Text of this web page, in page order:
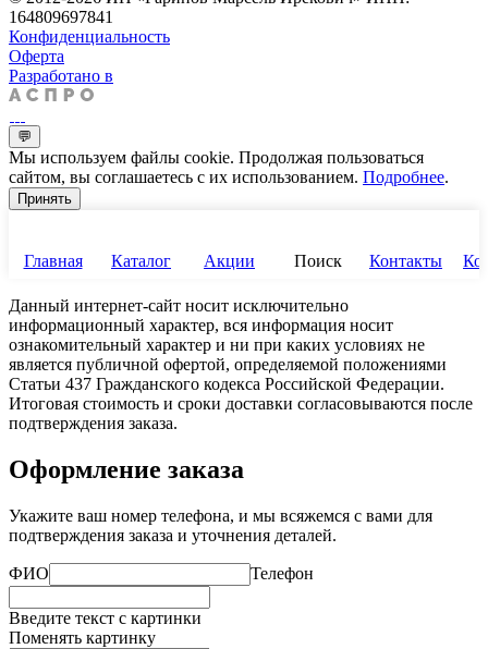
164809697841
Конфиденциальность
Оферта
Разработано в
💬
Мы используем файлы cookie. Продолжая пользоваться
сайтом, вы соглашаетесь с их использованием. Подробнее.
Принять
Главная Каталог Акции Поиск Контакты
Данный интернет-сайт носит исключительно
информационный характер, вся информация носит
ознакомительный характер и ни при каких условиях не
является публичной офертой, определяемой положениями
Статьи 437 Гражданского кодекса Российской Федерации.
Итоговая стоимость и сроки доставки согласовываются после
подтверждения заказа.
Оформление заказа
Укажите ваш номер телефона, и мы всяжемся с вами для
подтверждения заказа и уточнения деталей.
ФИО Телефон
Введите текст с картинки
Поменять картинку